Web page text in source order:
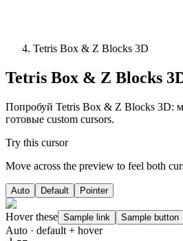
Tetris Box & Z Blocks 3D
Tetris Box & Z Blocks
Попробуй Tetris Box & Z Blocks 3D:
готовые custom cursors.
Try this cursor
Move across the preview to feel both
Auto Default Pointer
Hover these Sample link Sample button
Auto · default + hover